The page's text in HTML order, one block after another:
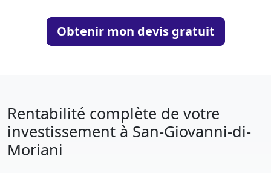
Obtenir mon devis gratuit
Rentabilité complète de votre
investissement à San-Giovanni-di-
Moriani